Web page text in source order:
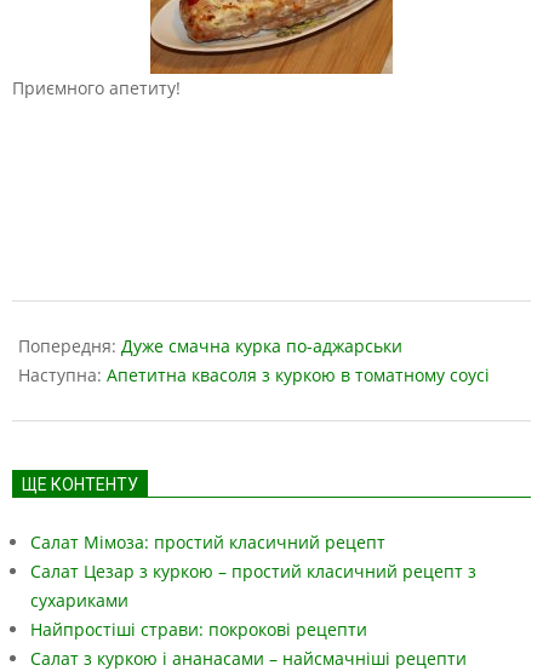
Приємного апетиту!
05-
17
Попередня: Дуже смачна курка по-аджарськи
Наступна: Апетитна квасоля з куркою в томатному соусі
ЩЕ КОНТЕНТУ
Салат Мімоза: простий класичний рецепт
Салат Цезар з куркою – простий класичний рецепт з
сухариками
Найпростіші страви: покрокові рецепти
Салат з куркою і ананасами – найсмачніші рецепти